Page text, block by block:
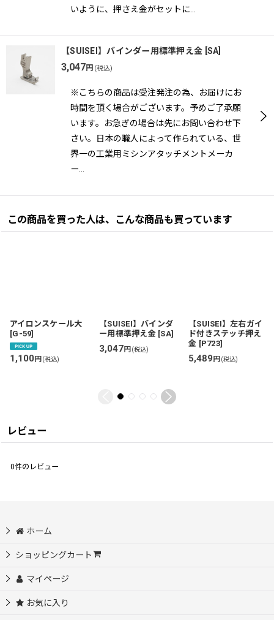
いように、押さえ金がセットに…
【SUISEI】バインダー用標準押え金 SA]
3,047円 (税込)
※こちらの商品は受注発注の為、お届けにお
時間を頂く場合がございます。予めご了承願
います。お急ぎの場合は先にお問い合わせ下
さい。日本の職人によって作られている、世
界一の工業用ミシンアタッチメントメーカ
ー…
この商品を買った人は、こんな商品も買っています
アイロンスケール大
[G-59]
1,100円 (税込)
【SUISEI】バインダ
ー用標準押え金 [SA]
3,047円 (税込)
【SUISEI】左右ガイ
ド付きステッチ押え
金 [P723]
5,489 円 (税込)
レビュー
0件のレビュー
ホーム
ショッピングカート
マイページ
お気に入り